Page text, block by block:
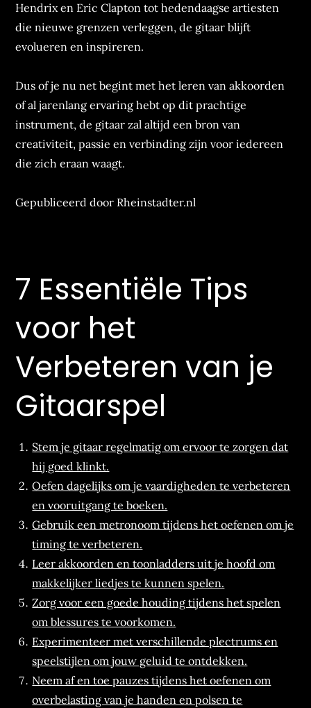
Hendrix en Eric Clapton tot hedendaagse artiesten
die nieuwe grenzen verleggen, de gitaar blijft
evolueren en inspireren.
Dus of je nu net begint met het leren van akkoorden
of al jarenlang ervaring hebt op dit prachtige
instrument, de gitaar zal altijd een bron van
creativiteit, passie en verbinding zijn voor iedereen
die zich eraan waagt.
Gepubliceerd door Rheinstadter.nl
7 Essentiële Tips
voor het
Verbeteren van je
Gitaarspel
Stem je gitaar regelmatig om ervoor te zorgen dat
hij goed klinkt.
Oefen dagelijks om je vaardigheden te verbeteren
en vooruitgang te boeken.
Gebruik een metronoom tijdens het oefenen om je
timing te verbeteren.
Leer akkoorden en toonladders uit je hoofd om
makkelijker liedjes te kunnen spelen.
Zorg voor een goede houding tijdens het spelen
om blessures te voorkomen.
Experimenteer met verschillende plectrums en
speelstijlen om jouw geluid te ontdekken.
Neem af en toe pauzes tijdens het oefenen om
overbelasting van je handen en polsen te